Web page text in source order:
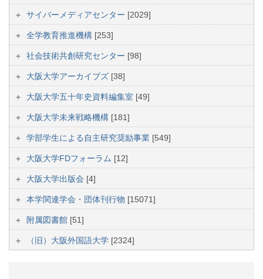
サイバーメディアセンター [2029]
全学教育推進機構 [253]
社会技術共創研究センター [98]
大阪大学アーカイブズ [38]
大阪大学五十年史資料編集室 [49]
大阪大学未来戦略機構 [181]
学部学生による自主研究奨励事業 [549]
大阪大学FDフォーラム [12]
大阪大学出版会 [4]
本学関連学会・団体刊行物 [15071]
附属図書館 [51]
（旧）大阪外国語大学 [2324]